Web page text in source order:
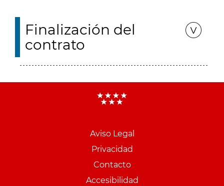
Finalización del
contrato
Aviso Legal
Privacidad
Contacto
Accesibilidad